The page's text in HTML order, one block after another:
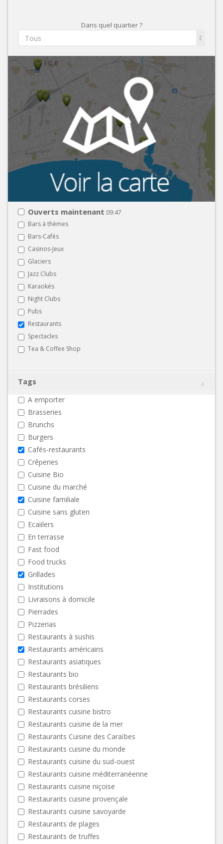
Dans quel quartier ?
Tous
Ouverts maintenant 09:47
Bars à thèmes
Bars-Cafés
Casinos-Jeux
Glaciers
Jazz Clubs
Karaokés
Night Clubs
Pubs
Restaurants
Spectacles
Tea & Coffee Shop
Tags
A emporter
Brasseries
Brunchs
Burgers
Cafés-restaurants
Crêperies
Cuisine Bio
Cuisine du marché
Cuisine familiale
Cuisine sans gluten
Ecaiilers
En terrasse
Fast food
Food trucks
Grillades
Institutions
Livraisons à domicile
Pierrades
Pizzerias
Restaurants à sushis
Restaurants américains
Restaurants asiatiques
Restaurants bio
Restaurants brésiliens
Restaurants corses
Restaurants cuisine bistro
Restaurants cuisine de la mer
Restaurants Cuisine des Caraïbes
Restaurants cuisine du monde
Restaurants cuisine du sud-ouest
Restaurants cuisine méditerranéenne
Restaurants cuisine niçoise
Restaurants cuisine provençale
Restaurants cuisine savoyarde
Restaurants de plages
Restaurants de truffes